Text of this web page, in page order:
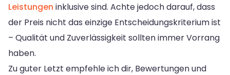
Leistungen inklusive sind. Achte jedoch darauf, dass
der Preis nicht das einzige Entscheidungskriterium ist
– Qualität und Zuverlässigkeit sollten immer Vorrang
haben.
Zu guter Letzt empfehle ich dir, Bewertungen und